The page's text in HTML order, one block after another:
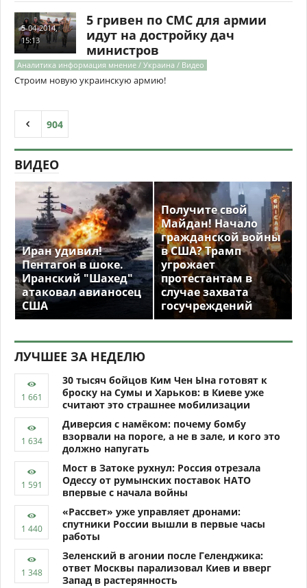
5-04-2014,
15:13
5 гривен по СМС для армии
идут на достройку дач
министров
Аналитика информация мнение / Украина / Видео
Строим новую украинскую армию!
904
ВИДЕО
Иран удивил!
Пентагон в шоке.
Иранский "Шахед"
атаковал авианосец
США
Получите свой
Майдан! Начало
гражданской войны
в США? Трамп
угрожает
протестантам в
случае захвата
госучреждений
ЛУЧШЕЕ ЗА НЕДЕЛЮ
30 тысяч бойцов Ким Чен Ына готовят к
броску на Сумы и Харьков: в Киеве уже
считают это страшнее мобилизации
Диверсия с намёком: почему бомбу
взорвали на пороге, а не в зале, и кого это
должно напугать
Мост в Затоке рухнул: Россия отрезала
Одессу от румынских поставок НАТО
впервые с начала войны
«Рассвет» уже управляет дронами:
спутники России вышли в первые часы
работы
Зеленский в агонии после Геленджика:
ответ Москвы парализовал Киев и вверг
Запад в растерянность